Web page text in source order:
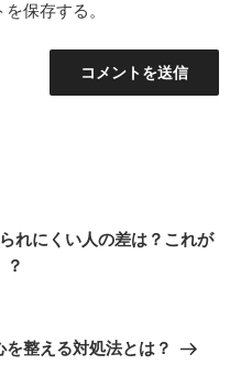
保存する。
れにくい人の差は？これが
？
整える対処法とは？